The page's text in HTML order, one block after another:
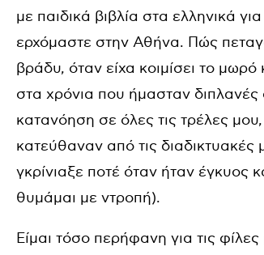
με παιδικά βιβλία στα ελληνικά
ερχόμαστε στην Αθήνα. Πώς
βράδυ, όταν είχα κοιμίσει το
στα χρόνια που ήμασταν
κατανόηση σε όλες τις τρέλες
κατεύθαναν από τις
γκρίνιαξε ποτέ όταν ήταν έγκυος
θυμάμαι με ντροπή).
Είμαι τόσο περήφανη για τις